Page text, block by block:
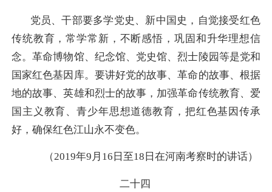
党员、干部要多学党史、新中国史，自觉接受红色
传统教育，常学常新，不断感悟，巩固和升华理想信
念。革命博物馆、纪念馆、党史馆、烈士陵园等是党和
国家红色基因库。要讲好党的故事、革命的故事、根据
地的故事、英雄和烈士的故事，加强革命传统教育、爱
国主义教育、青少年思想道德教育，把红色基因传承
好，确保红色江山永不变色。
（2019年9月16日至18日在河南考察时的讲话）
二十四